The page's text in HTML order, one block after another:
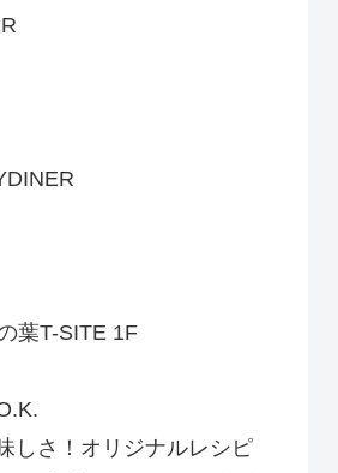
葉T-SITE 1F
しさ！オリジナルレシピ